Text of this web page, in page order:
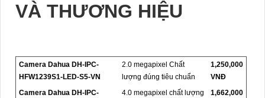
VÀ THƯƠNG HIỆU
Camera Dahua DH-IPC-
HFW1239S1-LED-S5-VN
2.0 megapixel Chất
lượng đúng tiêu chuẩn
1,250,000
VNĐ
Camera Dahua DH-IPC-
4.0 megapixel chất lượng
1,662,000